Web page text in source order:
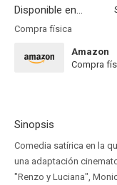
Disponible en...
Compra física
Amazon
Compra
Sinopsis
Comedia satírica en la
una adaptación
"Renzo y Luciana",